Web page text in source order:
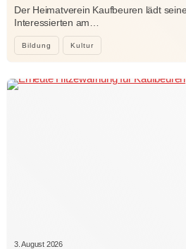
Bildung Kultur
Der Heimatverein Kaufbeuren lädt
Interessierten am…
3. August 2026